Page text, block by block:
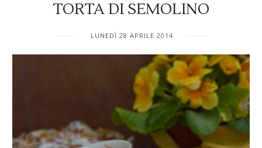
TORTA DI SEMOLINO
LUNEDÌ 28 APRILE 2014